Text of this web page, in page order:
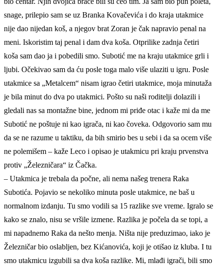
snage, prilepio sam se uz Branka Kovačevića i do kraja utakmice
nije dao nijedan koš, a njegov brat Zoran je čak napravio penal na
meni. Iskoristim taj penal i dam dva koša. Otprilike zadnja četiri
koša sam dao ja i pobedili smo. Subotić me na kraju utakmice grli i
ljubi. Očekivao sam da ću posle toga malo više ulaziti u igru. Posle
utakmice sa „Metalcem“ nisam igrao četiri utakmice, moja minutaža
je bila minut do dva po utakmici. Pošto su naši roditelji dolazili i
gledali nas sa montažne bine, jednom mi priđe otac i kaže mi da me
Subotić ne poštuje ni kao igrača, ni kao čoveka. Odgovorio sam mu
da se ne razume u taktiku, da bih smirio bes u sebi i da sa ocem više
ne polemišem – kaže Leco i opisao je utakmicu pri kraju prvenstva
protiv „Železničara“ iz Čačka.
– Utakmica je trebala da počne, ali nema našeg trenera Raka
Subotića. Pojavio se nekoliko minuta posle utakmice, ne baš u
normalnom izdanju. Tu smo vodili sa 15 razlike sve vreme. Igralo se
kako se znalo, nisu se vršile izmene. Razlika je počela da se topi, a
mi napadnemo Raka da nešto menja. Ništa nije preduzimao, iako je
Železničar bio oslabljen, bez Kićanovića, koji je otišao iz kluba. I tu
smo utakmicu izgubili sa dva koša razlike. Mi, mlađi igrači, bili smo